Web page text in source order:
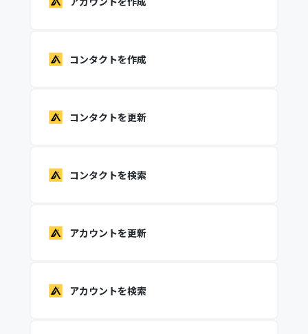
コンタクトを作成
コンタクトを更新
コンタクトを検索
アカウントを更新
アカウントを検索